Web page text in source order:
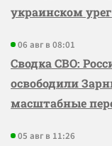
украинском
06 авг в 08:01
Сводка СВО:
освободили
масштабные
05 авг в 11:26